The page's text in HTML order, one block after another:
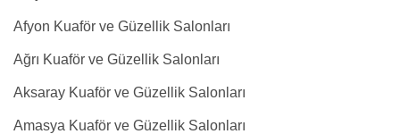
Afyon Kuaför ve Güzellik Salonları
Ağrı Kuaför ve Güzellik Salonları
Aksaray Kuaför ve Güzellik Salonları
Amasya Kuaför ve Güzellik Salonları